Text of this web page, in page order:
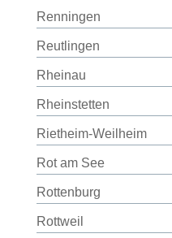
Renningen
Reutlingen
Rheinau
Rheinstetten
Rietheim-Weilheim
Rot am See
Rottenburg
Rottweil